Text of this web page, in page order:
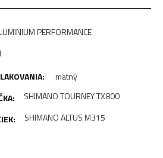
PERFORMANCE
matný
SHIMANO TOURNEY TX800
SHIMANO ALTUS M315